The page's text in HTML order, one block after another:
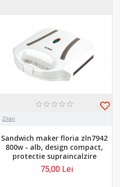
Zilan
Sandwich maker floria zln7942
800w - alb, design compact,
protectie supraincalzire
75,00 Lei